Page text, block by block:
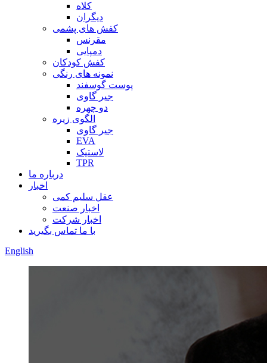
کلاه
دیگران
کفش های پشمی
مقرنس
دمپایی
کفش کودکان
نمونه های رنگی
پوست گوسفند
جیر گاوی
دو چهره
الگوی زیره
جیر گاوی
EVA
لاستیک
TPR
درباره ما
اخبار
عقل سلیم کمی
اخبار صنعت
اخبار شرکت
با ما تماس بگیرید
English